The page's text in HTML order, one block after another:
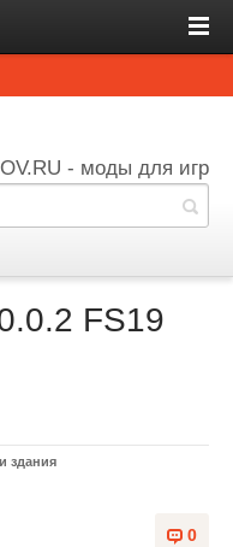
- моды для игр
FS19
здания
0